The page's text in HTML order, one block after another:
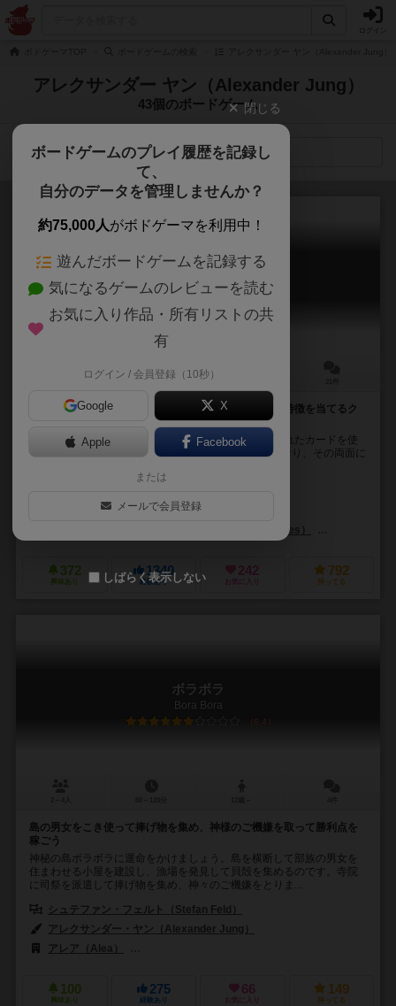
アレクサンダー ヤン（Alexander Jung）
43個のボードゲーム
検索メニュー
ファウナ
Fauna
45～60分
世界各地の動物の知識がある人が有利？名前と絵から特徴を当てるク
このボードゲームは、世界各地に生息する動物の描かれたカードを使
ったクイズゲームです。180枚の動物カードが入っており、その両面に
ピーター・ブラウン（Peter Braun）
999ゲームズ（999 Games）
372
興味あり
1340
経験あり
242
お気に入り
792
持ってる
ボラボラ
Bora Bora
6.4
島の男女をこき使って捧げ物を集め、神様のご機嫌を取って勝利点を
稼ごう
神秘の島ボラボラに運命をかけましょう。島を横断して部族の男女を
住まわせる小屋を建設し、漁場を発見して貝殻を集めるのです。寺院
に司祭を派遣して捧げ物を集め、神々のご機嫌をとりま...
シュテファン・フェルト（Stefan Feld）
アレクサンダー・ヤン（Alexander Jung）
アレア（Alea）
100
興味あり
275
経験あり
66
お気に入り
149
持ってる
閉じる
ボードゲームのプレイ履歴を記録し
て、
自分のデータを管理しませんか？
約75,000人がボドゲーマを利用中！
遊んだボードゲームを記録する
気になるゲームのレビューを読む
お気に入り作品・所有リストの共
有
ログイン / 会員登録（10秒）
Google X
Apple Facebook
または
メールで会員登録
しばらく表示しない